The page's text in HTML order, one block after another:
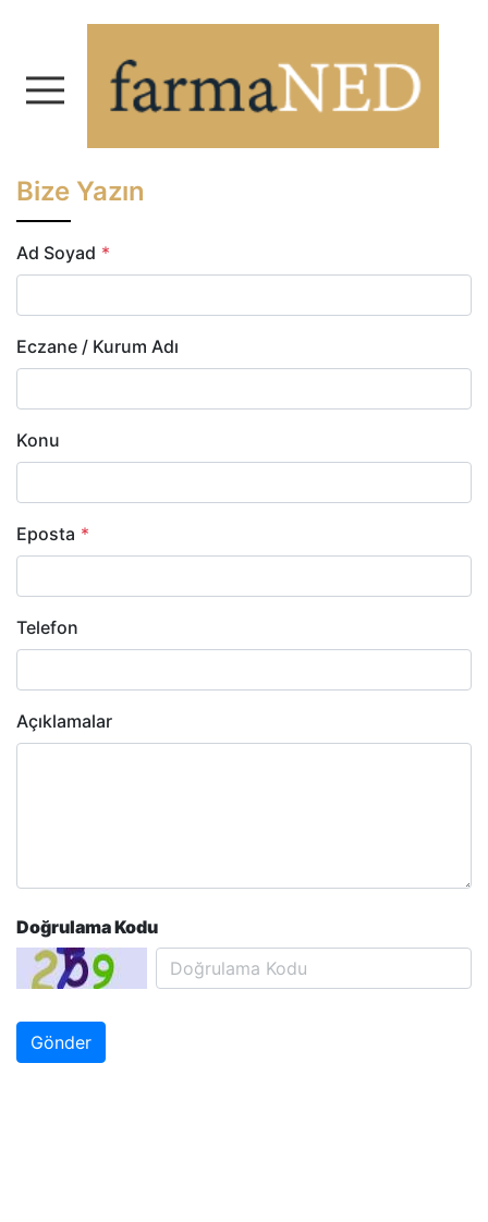
farmaNED - Nevzat
Bize Yazın
Ad Soyad *
Eczane / Kurum Adı
Konu
Eposta *
Telefon
Açıklamalar
Doğrulama Kodu